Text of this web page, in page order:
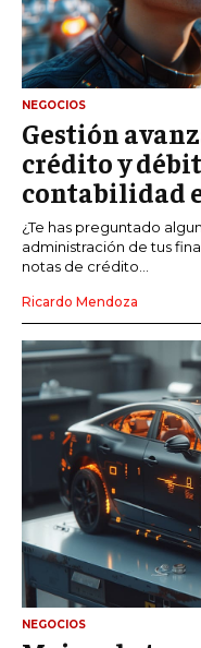
NEGOCIOS
Gestión
crédito y
contabilidad
¿Te has preguntado
administración de tus
notas de crédito...
Ricardo Mendoza
NEGOCIOS